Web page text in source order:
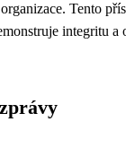
Tento
integritu a